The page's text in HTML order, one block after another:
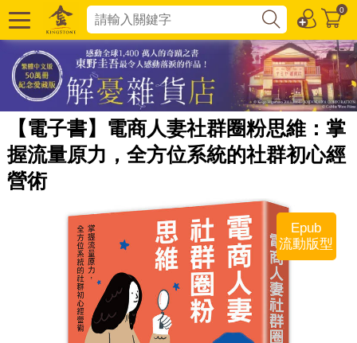
0
【電子書】電商人妻社群圈粉思維：掌
握流量原力，全方位系統的社群初心經
營術
Epub
流動版型